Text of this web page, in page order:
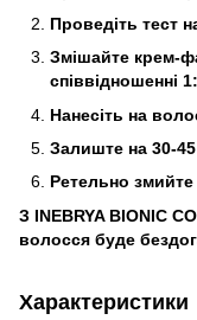
Проведіть тест
Змішайте крем-
співвідношенні
Нанесіть на
Залиште на 30-
Ретельно
З INEBRYA BIONIC
волосся буде
Характеристики